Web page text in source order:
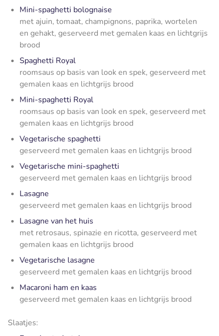
Mini-spaghetti bolognaise
met ajuin, tomaat, champignons, paprika, wortelen
en gehakt, geserveerd met gemalen kaas en lichtgrijs
brood
Spaghetti Royal
roomsaus op basis van look en spek, geserveerd met
gemalen kaas en lichtgrijs brood
Mini-spaghetti Royal
roomsaus op basis van look en spek, geserveerd met
gemalen kaas en lichtgrijs brood
Vegetarische spaghetti
geserveerd met gemalen kaas en lichtgrijs brood
Vegetarische mini-spaghetti
geserveerd met gemalen kaas en lichtgrijs brood
Lasagne
geserveerd met gemalen kaas en lichtgrijs brood
Lasagne van het huis
met retrosaus, spinazie en ricotta, geserveerd met
gemalen kaas en lichtgrijs brood
Vegetarische lasagne
geserveerd met gemalen kaas en lichtgrijs brood
Macaroni ham en kaas
geserveerd met gemalen kaas en lichtgrijs brood
Slaatjes: